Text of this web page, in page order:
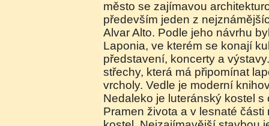
město se zajímavou
především jeden z
Alvar Alto. Podle jeho návrhu
Laponia, ve kterém se konají
představení, koncerty a
střechy, která má připomínat
vrcholy. Vedle je moderní
Nedaleko je luteránský kostel s
Pramen života a v lesnaté části